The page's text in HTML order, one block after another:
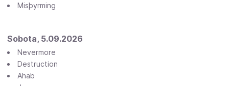
Misþyrming
Sobota, 5.09.2026
Nevermore
Destruction
Ahab